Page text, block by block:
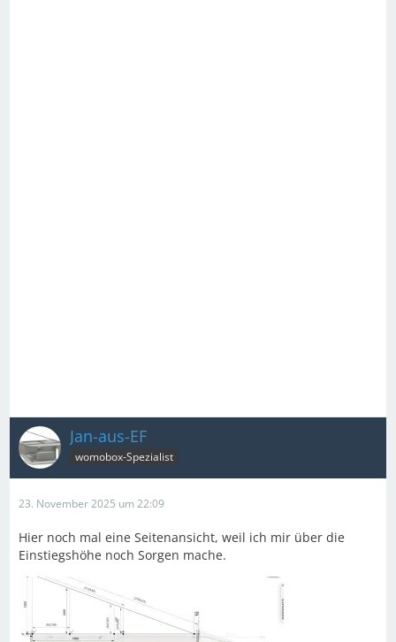
Jan-aus-EF
womobox-Spezialist
23. November 2025 um 22:09
Hier noch mal eine Seitenansicht, weil ich mir über die
Einstiegshöhe noch Sorgen mache.